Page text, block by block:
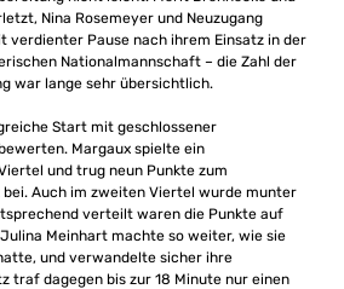
Nina Rosemeyer und Neuzugang
verdienter Pause nach ihrem Einsatz in der
Nationalmannschaft – die Zahl der
war lange sehr übersichtlich.
Start mit geschlossener
Margaux spielte ein
und trug neun Punkte zum
bei. Auch im zweiten Viertel wurde munter
verteilt waren die Punkte auf
Meinhart machte so weiter, wie sie
und verwandelte sicher ihre
traf dagegen bis zur 18 Minute nur einen